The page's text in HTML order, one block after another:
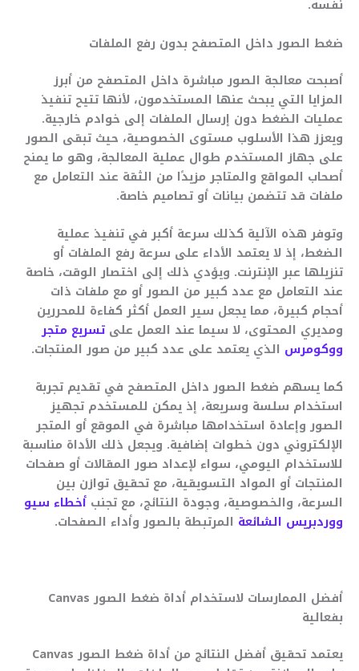
نفسه.
ضغط الصور داخل المتصفح بدون رفع الملفات
أصبحت معالجة الصور مباشرة داخل المتصفح من أبرز
المزايا التي يبحث عنها المستخدمون، لأنها تتيح تنفيذ
عمليات الضغط دون إرسال الملفات إلى خوادم خارجية.
ويعزز هذا الأسلوب مستوى الخصوصية، حيث تبقى الصور
على جهاز المستخدم طوال عملية المعالجة، وهو ما يمنح
أصحاب المواقع والمتاجر مزيدًا من الثقة عند التعامل مع
ملفات قد تتضمن بيانات أو تصاميم خاصة.
وتوفر هذه الآلية كذلك سرعة أكبر في تنفيذ عملية
الضغط، إذ لا يعتمد الأداء على سرعة رفع الملفات أو
تنزيلها عبر الإنترنت. ويؤدي ذلك إلى اختصار الوقت، خاصة
عند التعامل مع عدد كبير من الصور أو مع ملفات ذات
أحجام كبيرة، مما يجعل سير العمل أكثر كفاءة للمحررين
ومديري المحتوى، لا سيما عند العمل على تسريع متجر
ووكومرس الذي يعتمد على عدد كبير من صور المنتجات.
كما يسهم ضغط الصور داخل المتصفح في تقديم تجربة
استخدام سلسة وسريعة، إذ يمكن للمستخدم تجهيز
الصور وإعادة استخدامها مباشرة في الموقع أو المتجر
الإلكتروني دون خطوات إضافية. ويجعل ذلك الأداة مناسبة
للاستخدام اليومي، سواء لإعداد صور المقالات أو صفحات
المنتجات أو المواد التسويقية، مع تحقيق توازن بين
السرعة، والخصوصية، وجودة النتائج، مع تجنب أخطاء سيو
ووردبريس الشائعة المرتبطة بالصور وأداء الصفحات.
أفضل الممارسات لاستخدام أداة ضغط الصور Canvas
بفعالية
يعتمد تحقيق أفضل النتائج من أداة ضغط الصور Canvas